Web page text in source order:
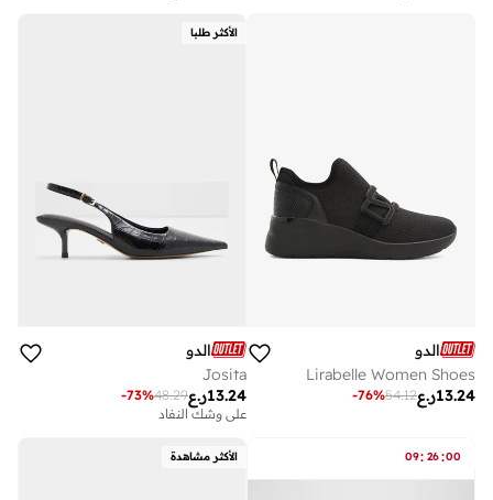
الدو
Lirabelle Women Shoes
ر.ع13.24
54.12
-76%
الأكثر طلبا
الدو
Josita
ر.ع13.24
48.29
-73%
على وشك النفاد
09: 26:00 الأكثر مشاهدة